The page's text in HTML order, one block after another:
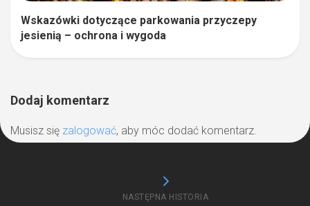
Wskazówki dotyczące parkowania przyczepy
jesienią – ochrona i wygoda
Dodaj komentarz
Musisz się zalogować, aby móc dodać komentarz.
NASTĘPNA HISTORIA